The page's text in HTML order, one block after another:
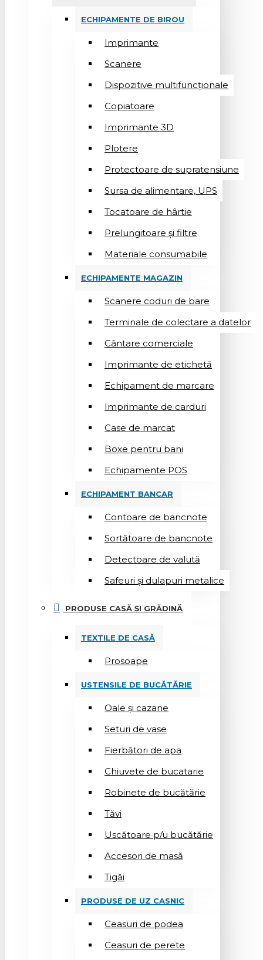
ECHIPAMENTE DE BIROU
Imprimante
Scanere
Dispozitive multifuncționale
Copiatoare
Imprimante 3D
Plotere
Protectoare de supratensiune
Sursa de alimentare, UPS
Tocatoare de hârtie
Prelungitoare și filtre
Materiale consumabile
ECHIPAMENTE MAGAZIN
Scanere coduri de bare
Terminale de colectare a datelor
Cântare comerciale
Imprimante de etichetă
Echipament de marcare
Imprimante de carduri
Case de marcat
Boxe pentru bani
Echipamente POS
ECHIPAMENT BANCAR
Contoare de bancnote
Sortătoare de bancnote
Detectoare de valută
Safeuri și dulapuri metalice
PRODUSE CASĂ ȘI GRĂDINĂ
TEXTILE DE CASĂ
Prosoape
USTENSILE DE BUCĂTĂRIE
Oale și cazane
Seturi de vase
Fierbători de apa
Chiuvete de bucatarie
Robinete de bucătărie
Tăvi
Uscătoare p/u bucătărie
Accesori de masă
Tigăi
PRODUSE DE UZ CASNIC
Ceasuri de podea
Ceasuri de perete